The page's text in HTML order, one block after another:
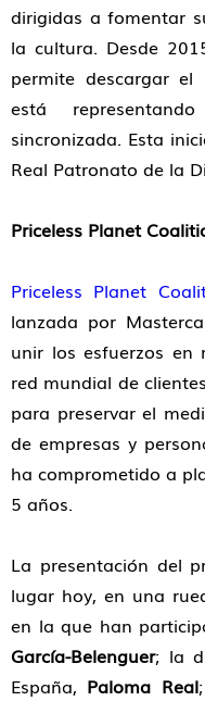
dirigidas a fomentar
la cultura. Desde
permite descargar
está
sincronizada. Esta
Real Patronato de la
Priceless Planet
Priceless Planet
lanzada por
unir los esfuerzos en
red mundial de
para preservar el
de empresas y
ha comprometido a
5 años.
La presentación del
lugar hoy, en una
en la que han
García-Belenguer; la
España, Paloma Real